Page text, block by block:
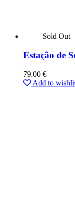
Sold Out
Estação de
79.00 €
Add to